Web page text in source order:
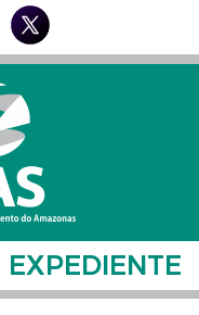
EXPEDIENTE